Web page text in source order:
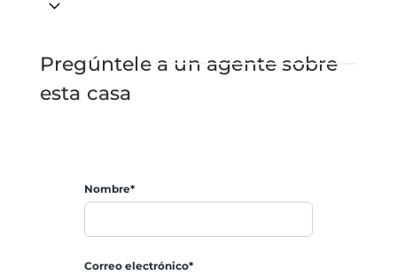
Pregúntele a un agente sobre
esta casa
Nombre*
Correo electrónico*